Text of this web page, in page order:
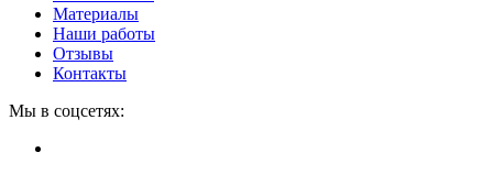
Материалы
Наши работы
Отзывы
Контакты
Мы в соцсетях: